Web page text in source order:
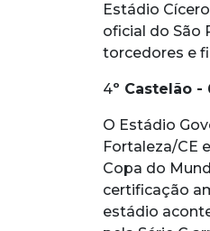
Estádio
oficial do São
torcedores e
4º Castelão
O Estádio
Fortaleza/CE
Copa do
certificação
estádio